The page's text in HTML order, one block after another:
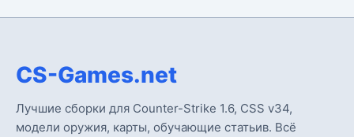
CS-Games.net
Лучшие сборки для Counter-Strike 1.6, CSS v34,
модели оружия, карты, обучающие статьив. Всё